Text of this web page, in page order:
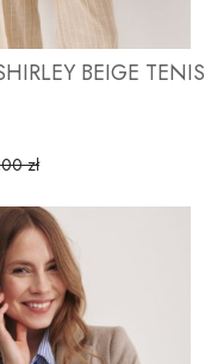
BEIGE TENIS
zł